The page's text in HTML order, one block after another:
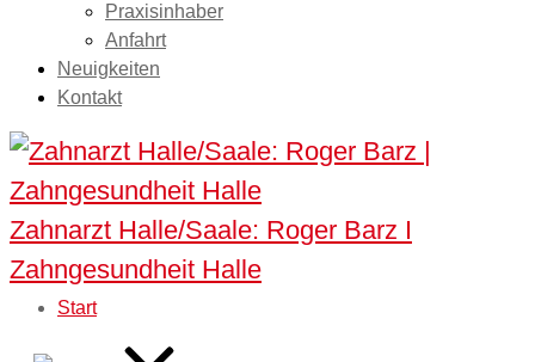
Praxisinhaber
Anfahrt
Neuigkeiten
Kontakt
Zahnarzt Halle/Saale: Roger Barz I
Zahngesundheit Halle
Start